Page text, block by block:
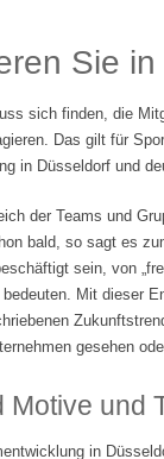
Sie
sich finden, die
Das gilt für
in Düsseldorf und
der Teams und
bald, so sagt es
sein, von
bedeuten. Mit dieser
gesehen
Motive und
in